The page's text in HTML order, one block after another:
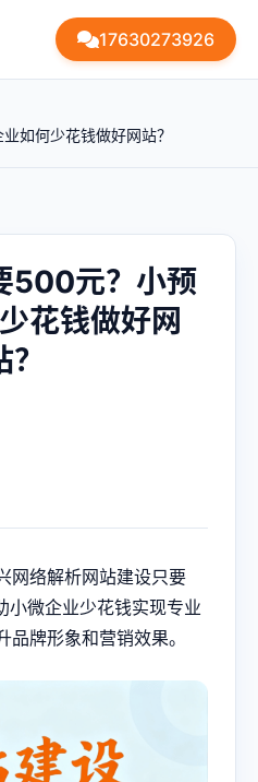
17630273926
如何少花钱做好网站？
500元？小预
花钱做好网
？
网络解析网站建设只要
小微企业少花钱实现专业
牌形象和营销效果。